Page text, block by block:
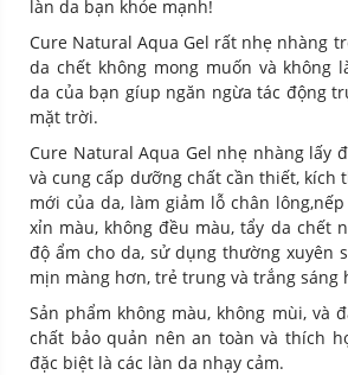
làn da bạn khỏe mạnh!
Cure Natural Aqua Gel rất nhẹ nhàng
da chết không mong muốn và không
da của bạn gíup ngăn ngừa tác động
mặt trời.
Cure Natural Aqua Gel nhẹ nhàng lấy
và cung cấp dưỡng chất cần thiết,
mới của da, làm giảm lỗ chân
xỉn màu, không đều màu, tẩy da chết
độ ẩm cho da, sử dụng thường xuyên
mịn màng hơn, trẻ trung và trắng sáng
Sản phẩm không màu, không mùi, và
chất bảo quản nên an toàn và thích
đặc biệt là các làn da nhạy cảm.